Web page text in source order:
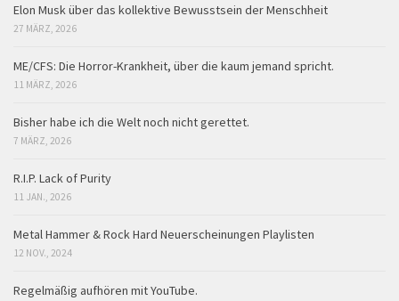
Elon Musk über das kollektive Bewusstsein der Menschheit
27 MÄRZ, 2026
ME/CFS: Die Horror-Krankheit, über die kaum jemand spricht.
11 MÄRZ, 2026
Bisher habe ich die Welt noch nicht gerettet.
7 MÄRZ, 2026
R.I.P. Lack of Purity
11 JAN., 2026
Metal Hammer & Rock Hard Neuerscheinungen Playlisten
12 NOV., 2024
Regelmäßig aufhören mit YouTube.